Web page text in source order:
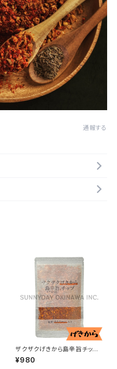
通報する
ザクザクげきから島辛旨チップ
80g スパイスチップ
¥980